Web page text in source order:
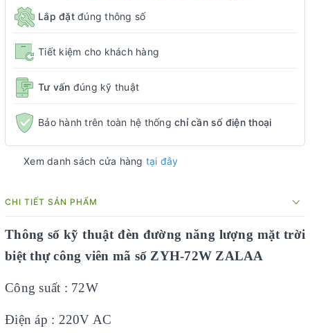
Lắp đặtđúng thông số
Tiết kiệm cho khách hàng
Tư vấn đúng kỹ thuật
Bảo hành trên toàn hệ thống chỉ cần số điện thoại
Xem danh sách cửa hàng tại đây
CHI TIẾT SẢN PHẨM
Thông số kỹ thuật đèn đường năng lượng mặt trời
biệt thự công viên mã số ZYH-72W ZALAA
Công suất : 72W
Điện áp : 220V AC